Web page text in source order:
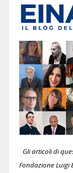
Gli articoli di
Fondazione